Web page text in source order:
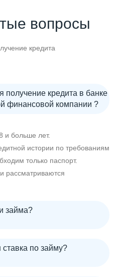
вопросы
кредита
получение кредита в банке
финансовой компании ?
и больше лет.
истории по требованиям
только паспорт.
рассматриваются
займа?
ставка по займу?